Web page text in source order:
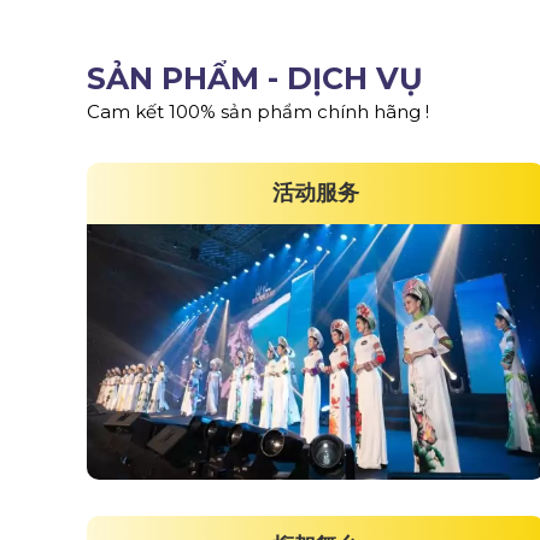
SẢN PHẨM - DỊCH VỤ
Cam kết 100% sản phẩm chính hãng !
活动服务